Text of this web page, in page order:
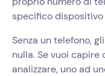
specifico dispositivo
Senza un telefono,
nulla. Se vuoi capire
analizzare, uno ad